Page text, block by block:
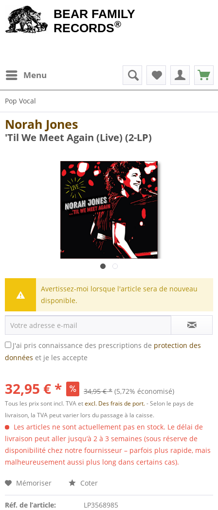
BEAR FAMILY
RECORDS®
Menu
Pop Vocal
Norah Jones
'Til We Meet Again (Live) (2-LP)
Avertissez-moi lorsque l'article sera de nouveau
disponible.
J'ai pris connaissance des prescriptions de protection des
données et je les accepte
32,95 € * 34,95 € * (5,72% économisé)
Tous les prix sont incl. TVA etexcl. Des frais de port.- Selon le pays de
livraison, la TVA peut varier lors du passage à la caisse.
Les articles ne sont actuellement pas en stock. Le délai de
livraison peut aller jusqu’à 2 à 3 semaines (sous réserve de
disponibilité chez notre fournisseur – parfois plus rapide, mais
malheureusement aussi plus long dans certains cas).
Mémoriser Coter
Réf. de l’article:
LP3568985